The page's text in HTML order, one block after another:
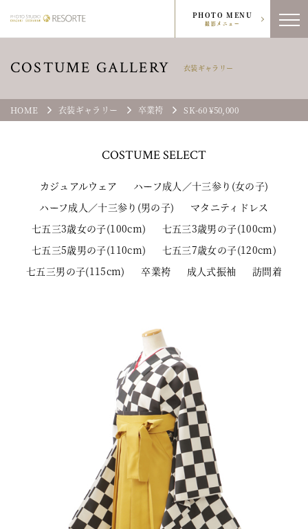
PHOTO MENU
撮影メニュー
COSTUME GALLERY 衣装ギャラリー
HOME 衣装ギャラリー 卒業袴 SK-60 ¥50,000
COSTUMESELECT
カジュアルウェア
ハーフ成人／十三参り(女の子)
ハーフ成人／十三参り(男の子)
マタニティドレス
七五三3歳女の子(100cm)
七五三3歳男の子(100cm)
七五三5歳男の子(110cm)
七五三7歳女の子(120cm)
七五三男の子(115cm)
卒業袴 成人式振袖 訪問着